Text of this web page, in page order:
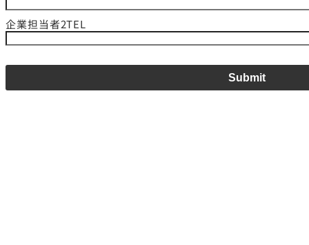
企業担当者2TEL
Submit